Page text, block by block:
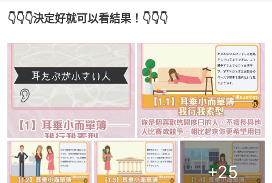
👇👇👇決定好就可以看結果！👇👇👇
+25